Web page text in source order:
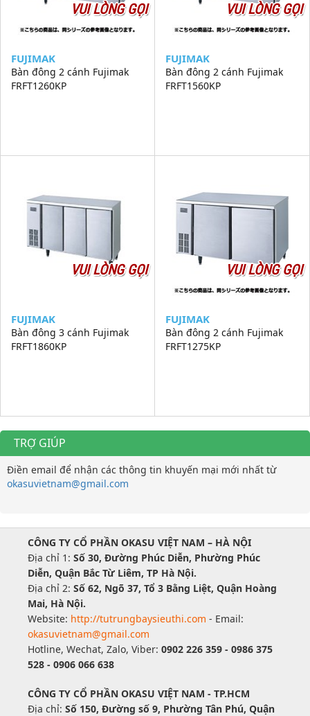
VUI LÒNG GỌI
FUJIMAK
Bàn đông 2 cánh Fujimak
FRFT1260KP
VUI LÒNG GỌI
FUJIMAK
Bàn đông 2 cánh Fujimak
FRFT1560KP
VUI LÒNG GỌI
FUJIMAK
Bàn đông 3 cánh Fujimak
FRFT1860KP
VUI LÒNG GỌI
FUJIMAK
Bàn đông 2 cánh Fujimak
FRFT1275KP
TRỢ GIÚP
Điền email để nhận các thông tin khuyến mại mới nhất từ
okasuvietnam@gmail.com
CÔNG TY CỔ PHẦN OKASU VIỆT NAM – HÀ NỘI
Địa chỉ 1: Số 30, Đường Phúc Diễn, Phường Phúc
Diễn, Quận Bắc Từ Liêm, TP Hà Nội.
Địa chỉ 2: Số 62, Ngõ 37, Tổ 3 Bằng Liệt, Quận Hoàng
Mai, Hà Nội.
Website: http://tutrungbaysieuthi.com - Email:
okasuvietnam@gmail.com
Hotline, Wechat, Zalo, Viber: 0902 226 359 - 0986 375
528 - 0906 066 638
CÔNG TY CỔ PHẦN OKASU VIỆT NAM - TP.HCM
Địa chỉ: Số 150, Đường số 9, Phường Tân Phú, Quận